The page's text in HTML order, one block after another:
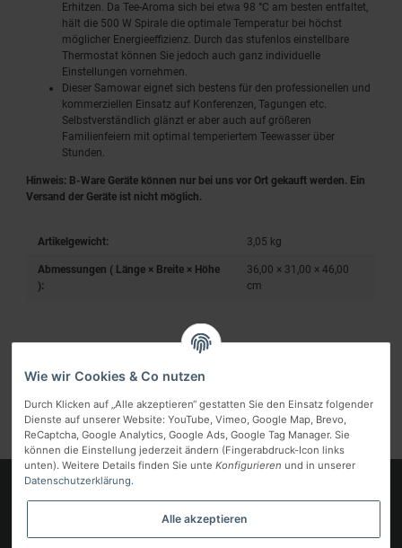
Erhitzen. Da Tee-Aroma sich bei etwa 98 °C am besten entfaltet,
hält die 500 W Spirale die optimale Temperatur bei höchst
möglicher Energieeffizienz. Durch das stufenlos einstellbare
Thermostat können Sie jedoch auch ganz individuelle
Einstellungen vornehmen.
Dieser Samowar eignet sich bestens für den professionellen und
kommerziellen Einsatz auf Konferenzen, Tagungen etc.
Selbstverständlich glänzt er aber auch auf größeren
Familienfeiern mit optimal temperiertem Teewasser über
Stunden.
Hinweis: B-Ware Geräte können nur bei uns vor Ort gekauft werden. Ein
Versand der Geräte ist nicht möglich.
Artikelgewicht: 3,05 kg
Abmessungen ( Länge × Breite × Höhe
):
36,00 × 31,00 × 46,00
cm
Benachrichtigen, wenn verfügbar
Wie wir Cookies & Co nutzen
Durch Klicken auf „Alle akzeptieren“ gestatten Sie den Einsatz folgender
Dienste auf unserer Website: YouTube, Vimeo, Google Map, Brevo,
ReCaptcha, Google Analytics, Google Ads, Google Tag Manager. Sie
können die Einstellung jederzeit ändern (Fingerabdruck-Icon links
unten). Weitere Details finden Sie unte Konfigurieren und in unserer
Datenschutzerklärung.
Alle akzeptieren